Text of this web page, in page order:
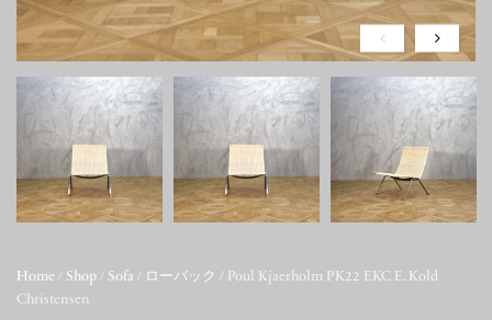
Home / Shop / Sofa / ローバック / Poul Kjaerholm PK22 EKC E. Kold
Christensen